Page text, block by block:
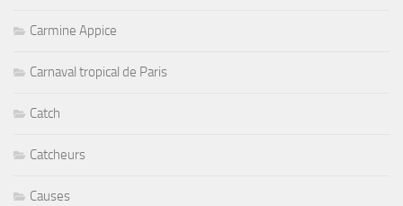
Carmine Appice
Carnaval tropical de Paris
Catch
Catcheurs
Causes